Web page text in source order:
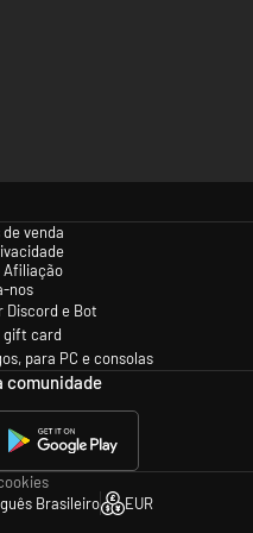
venda
Afiliação
nos
Discord e Bot
gift card
para PC e consolas
comunidade
Brasileiro EUR